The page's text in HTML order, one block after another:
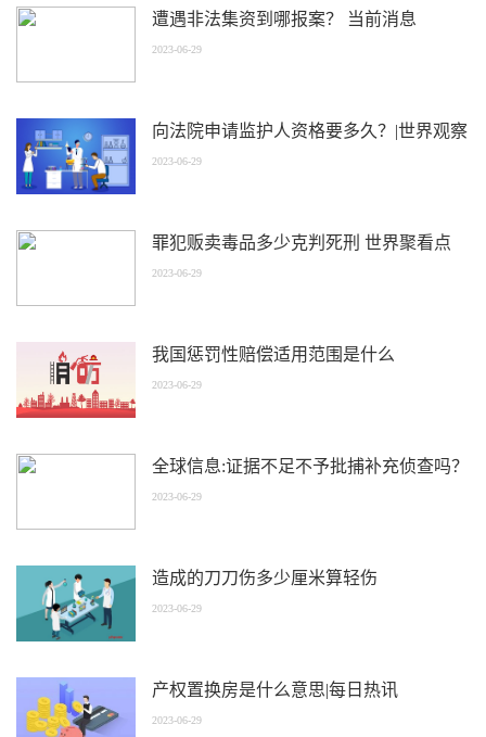
遭遇非法集资到哪报案？ 当前消息
2023-06-29
向法院申请监护人资格要多久？|世界观察
2023-06-29
罪犯贩卖毒品多少克判死刑 世界聚看点
2023-06-29
我国惩罚性赔偿适用范围是什么
2023-06-29
全球信息:证据不足不予批捕补充侦查吗？
2023-06-29
造成的刀刀伤多少厘米算轻伤
2023-06-29
产权置换房是什么意思|每日热讯
2023-06-29